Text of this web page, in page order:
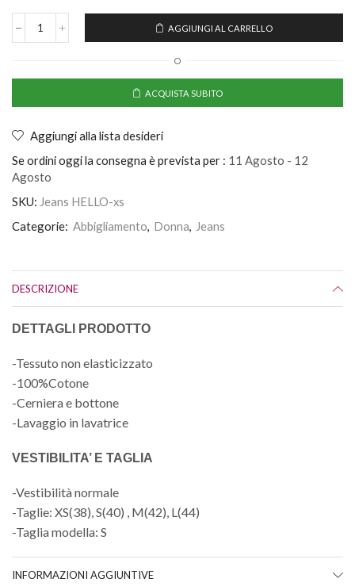
AGGIUNGI AL CARRELLO
O
ACQUISTA SUBITO
Aggiungi alla lista desideri
Se ordini oggi la consegna è prevista per : 11 Agosto - 12
Agosto
SKU: Jeans HELLO-xs
Categorie: Abbigliamento, Donna, Jeans
DESCRIZIONE
DETTAGLI PRODOTTO
-Tessuto non elasticizzato
-100%Cotone
-Cerniera e bottone
-Lavaggio in lavatrice
VESTIBILITA’ E TAGLIA
-Vestibilità normale
-Taglie: XS(38), S(40) , M(42), L(44)
-Taglia modella: S
INFORMAZIONI AGGIUNTIVE